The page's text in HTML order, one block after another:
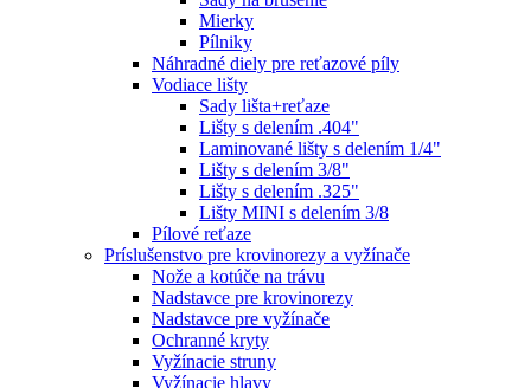
Mierky
Pílniky
Náhradné diely pre reťazové píly
Vodiace lišty
Sady lišta+reťaze
Lišty s delením .404"
Laminované lišty s delením 1/4"
Lišty s delením 3/8"
Lišty s delením .325"
Lišty MINI s delením 3/8
Pílové reťaze
Príslušenstvo pre krovinorezy a vyžínače
Nože a kotúče na trávu
Nadstavce pre krovinorezy
Nadstavce pre vyžínače
Ochranné kryty
Vyžínacie struny
Vyžínacie hlavy